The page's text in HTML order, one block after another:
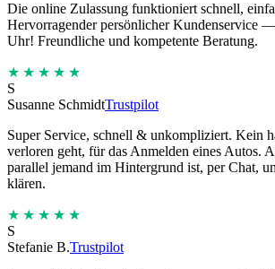
Die online Zulassung funktioniert schnell,
Hervorragender persönlicher Kundenservice
Uhr! Freundliche und kompetente Beratung.
★★★★★
S
Susanne SchmidtTrustpilot
Super Service, schnell & unkompliziert. Kein
verloren geht, für das Anmelden eines Autos.
parallel jemand im Hintergrund ist, per Chat,
klären.
★★★★★
S
Stefanie B.Trustpilot